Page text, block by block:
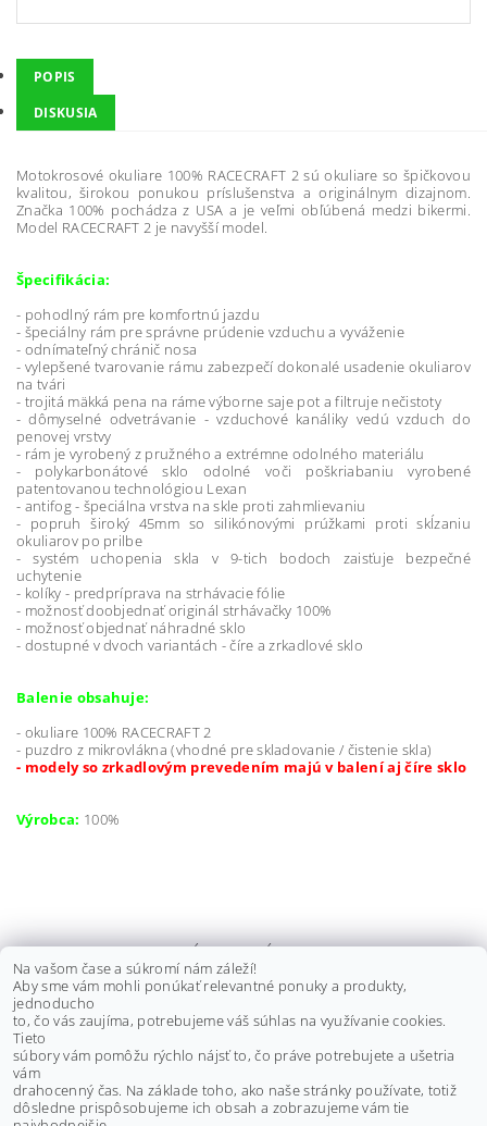
POPIS
DISKUSIA
Motokrosové okuliare 100% RACECRAFT 2 sú okuliare so špičkovou
kvalitou, širokou ponukou príslušenstva a originálnym dizajnom.
Značka 100% pochádza z USA a je veľmi obľúbená medzi bikermi.
Model RACECRAFT 2 je navyšší model.
Špecifikácia:
- pohodlný rám pre komfortnú jazdu
- špeciálny rám pre správne prúdenie vzduchu a vyváženie
- odnímateľný chránič nosa
- vylepšené tvarovanie rámu zabezpečí dokonalé usadenie okuliarov
na tvári
- trojitá mäkká pena na ráme výborne saje pot a filtruje nečistoty
- dômyselné odvetrávanie - vzduchové kanáliky vedú vzduch do
penovej vrstvy
- rám je vyrobený z pružného a extrémne odolného materiálu
- polykarbonátové sklo odolné voči poškriabaniu vyrobené
patentovanou technológiou Lexan
- antifog - špeciálna vrstva na skle proti zahmlievaniu
- popruh široký 45mm so silikónovými prúžkami proti skĺzaniu
okuliarov po prilbe
- systém uchopenia skla v 9-tich bodoch zaisťuje bezpečné
uchytenie
- kolíky - predpríprava na strhávacie fólie
- možnosť doobjednať originál strhávačky 100%
- možnosť objednať náhradné sklo
- dostupné v dvoch variantách - číre a zrkadlové sklo
Balenie obsahuje:
- okuliare 100% RACECRAFT 2
- puzdro z mikrovlákna (vhodné pre skladovanie / čistenie skla)
- modely so zrkadlovým prevedením majú v balení aj číre sklo
Výrobca: 100%
NÁHRADNÉ PLEXI 100%
RACECRAFT 2/ ACCURI 2/ STRATA
2 - ČÍRE DVOJSKLO
€16,70 bez DPH
€20,50
Buďte prvý, kto napíše príspevok k tejto položke.
Na vašom čase a súkromí nám záleží!
Aby sme vám mohli ponúkať relevantné ponuky a produkty,
jednoducho
to, čo vás zaujíma, potrebujeme váš súhlas na využívanie cookies.
Tieto
súbory vám pomôžu rýchlo nájsť to, čo práve potrebujete a ušetria
vám
drahocenný čas. Na základe toho, ako naše stránky používate, totiž
dôsledne prispôsobujeme ich obsah a zobrazujeme vám tie